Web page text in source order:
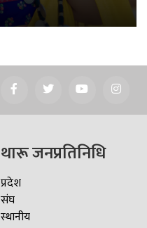
थारू जनप्रतिनिधि
प्रदेश
संघ
स्थानीय